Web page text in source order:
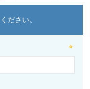
ださい。